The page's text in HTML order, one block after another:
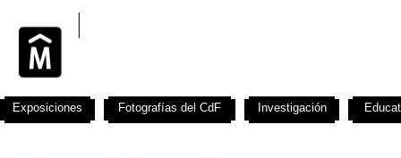
Exposiciones Fotografías del CdF Investigación